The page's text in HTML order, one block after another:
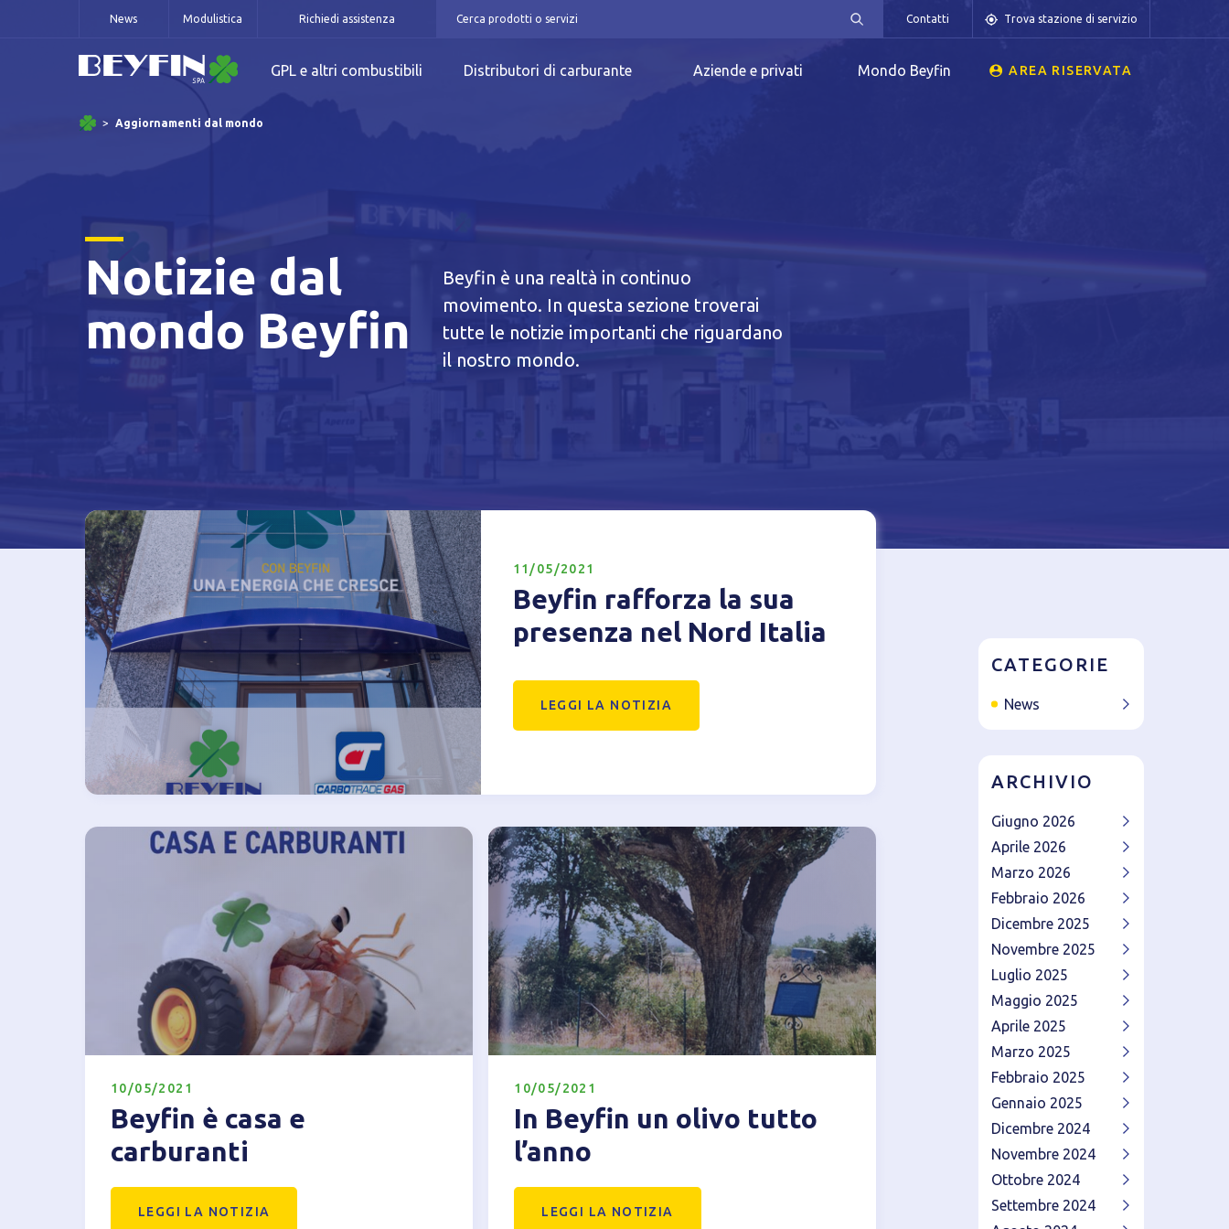
News Modulistica Richiedi assistenza Contatti Trova stazione di servizio
GPL e altri combustibili Distributori di carburante Aziende e privati Mondo Beyfin AREA RISERVATA
Aggiornamenti dal mondo
Notizie dal
mondo Beyfin
Beyfin è una realtà in continuo
movimento. In questa sezione troverai
tutte le notizie importanti che riguardano
il nostro mondo.
11/05/2021
Beyfin rafforza la sua
presenza nel Nord Italia
LEGGI LA NOTIZIA
10/05/2021
Beyfin è casa e
carburanti
LEGGI LA NOTIZIA
10/05/2021
In Beyfin un olivo tutto
l’anno
LEGGI LA NOTIZIA
CATEGORIE
News
ARCHIVIO
Giugno 2026
Aprile 2026
Marzo 2026
Febbraio 2026
Dicembre 2025
Novembre 2025
Luglio 2025
Maggio 2025
Aprile 2025
Marzo 2025
Febbraio 2025
Gennaio 2025
Dicembre 2024
Novembre 2024
Ottobre 2024
Settembre 2024
Informativa breve Cookie
Accetto l'utilizzo di cookie tecnici (obbligatori per proseguire la navigazione del
sito)
Analitici
Accetto l'utilizzo di cookie analitici di terze parti